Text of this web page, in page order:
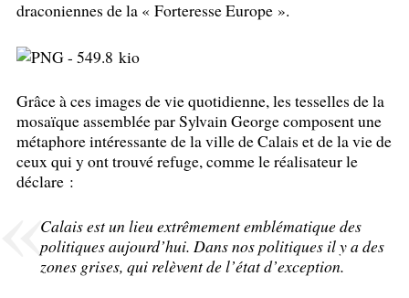
draconiennes de la « Forteresse Europe ».
Grâce à ces images de vie quotidienne, les tesselles de la
mosaïque assemblée par Sylvain George composent une
métaphore intéressante de la ville de Calais et de la vie de
ceux qui y ont trouvé refuge, comme le réalisateur le
déclare :
Calais est un lieu extrêmement emblématique des
politiques aujourd’hui. Dans nos politiques il y a des
zones grises, qui relèvent de l’état d’exception.